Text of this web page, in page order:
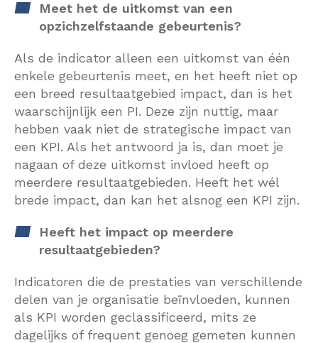
Meet het de uitkomst van een
opzichzelfstaande gebeurtenis?
Als de indicator alleen een uitkomst van één
enkele gebeurtenis meet, en het heeft niet op
een breed resultaatgebied impact, dan is het
waarschijnlijk een PI. Deze zijn nuttig, maar
hebben vaak niet de strategische impact van
een KPI. Als het antwoord ja is, dan moet je
nagaan of deze uitkomst invloed heeft op
meerdere resultaatgebieden. Heeft het wél
brede impact, dan kan het alsnog een KPI zijn.
Heeft het impact op meerdere
resultaatgebieden?
Indicatoren die de prestaties van verschillende
delen van je organisatie beïnvloeden, kunnen
als KPI worden geclassificeerd, mits ze
dagelijks of frequent genoeg gemeten kunnen